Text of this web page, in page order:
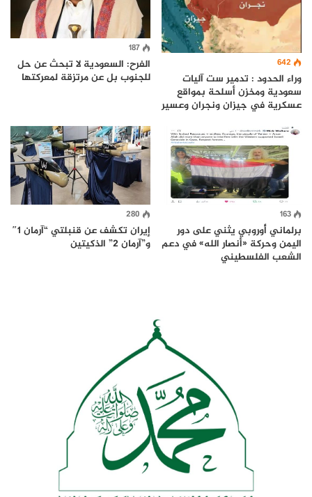
642
وراء الحدود : تدمير ست آليات
سعودية ومخزن أسلحة بمواقع
عسكرية في جيزان ونجران وعسير
187
الفرح: السعودية لا تبحث عن حل
للجنوب بل عن مرتزقة لمعركتها
163
برلماني أُوروبي يثني على دور
اليمن وحركة «أنصار الله» في دعم
الشعب الفلسطيني
280
إيران تكشف عن قنبلتي “آرمان 1″
و”آرمان 2” الذكيتين